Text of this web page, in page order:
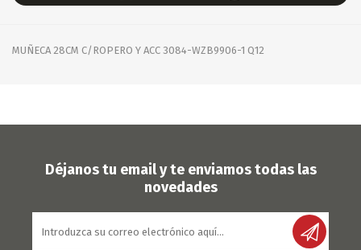
MUÑECA 28CM C/ROPERO Y ACC 3084-WZB9906-1 Q12
Déjanos tu email y te enviamos todas las
novedades